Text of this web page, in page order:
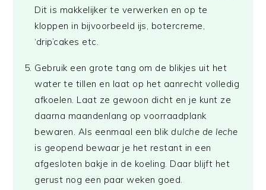
Dit is makkelijker te verwerken en op te
kloppen in bijvoorbeeld ijs, botercreme,
‘drip’cakes etc.
Gebruik een grote tang om de blikjes uit het
water te tillen en laat op het aanrecht volledig
afkoelen. Laat ze gewoon dicht en je kunt ze
daarna maandenlang op voorraadplank
bewaren. Als eenmaal een blikdulche de leche
is geopend bewaar je het restant in een
afgesloten bakje in de koeling. Daar blijft het
gerust nog een paar weken goed.